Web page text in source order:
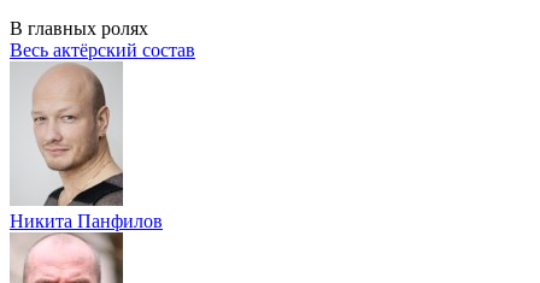
В главных ролях
Весь актёрский состав
Никита Панфилов